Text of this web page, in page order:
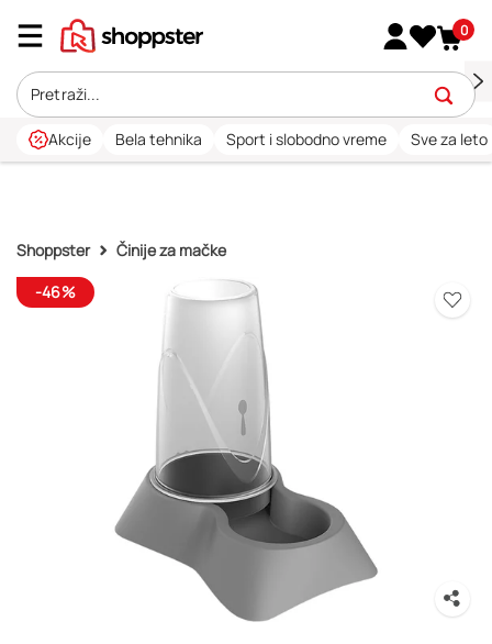
0
Akcije Bela tehnika Sport i slobodno vreme Sve za leto
Shoppster
Činije za mačke
-46%